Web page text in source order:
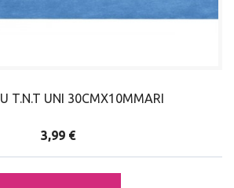
T.N.T UNI 30CMX10MMARI
3,99 €